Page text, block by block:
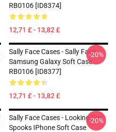
RB0106 [ID8374]
12,71 £ - 13,82 £
Sally Face Cases - Sally Face
Samsung Galaxy Soft Case
RB0106 [ID8377]
12,71 £ - 13,82 £
-20%
Sally Face Cases - Looking For
Spooks IPhone Soft Case
-20%